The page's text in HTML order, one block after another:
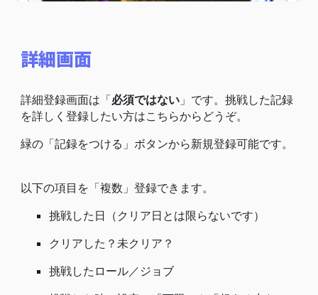
詳細画面
詳細登録画面は「 必須ではない 」です。挑戦した記録
を詳しく登録したい方はこちらからどうぞ。
緑の「記録をつける」ボタンから新規登録可能です。
以下の項目を「複数」登録できます。
挑戦した日（クリア日とは限らないです）
クリアした？未クリア？
挑戦したロール／ジョブ